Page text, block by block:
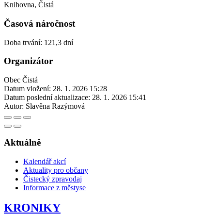
Knihovna, Čistá
Časová náročnost
Doba trvání: 121,3 dní
Organizátor
Obec Čistá
Datum vložení: 28. 1. 2026 15:28
Datum poslední aktualizace: 28. 1. 2026 15:41
Autor: Slavěna Razýmová
Aktuálně
Kalendář akcí
Aktuality pro občany
Čistecký zpravodaj
Informace z městyse
KRONIKY